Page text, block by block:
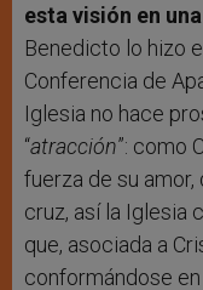
esta visión en
Benedicto lo hizo
Conferencia de
Iglesia no hace
“atracción”: como
fuerza de su
cruz, así la Iglesia
que, asociada a
conformándose